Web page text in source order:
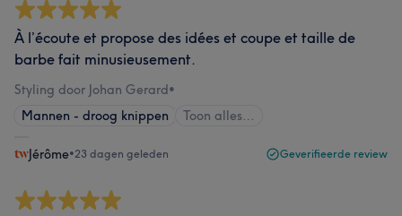
À l’écoute et propose des idées et coupe et taille de
barbe fait minusieusement.
Styling door Johan Gerard•
Mannen - droog knippen
Toon alles…
Jérôme•23 dagen geleden Geverifieerde review